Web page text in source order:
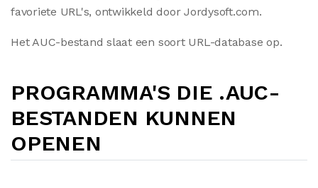
favoriete URL's, ontwikkeld door Jordysoft.com.
Het AUC-bestand slaat een soort URL-database op.
PROGRAMMA'S DIE .AUC-
BESTANDEN KUNNEN
OPENEN